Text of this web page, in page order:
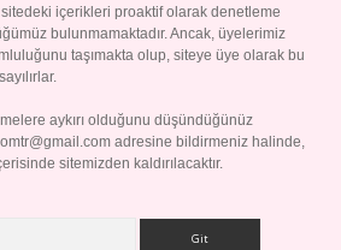
içerikleri proaktif olarak denetleme
bulunmamaktadır. Ancak, üyelerimiz
taşımakta olup, siteye üye olarak bu
aykırı olduğunu düşündüğünüz
adresine bildirmeniz halinde,
sitemizden kaldırılacaktır.